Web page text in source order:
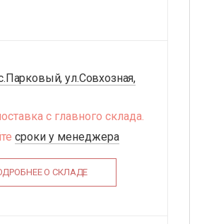
ул.Совхозная,
с главного склада.
сроки у менеджера
О СКЛАДЕ